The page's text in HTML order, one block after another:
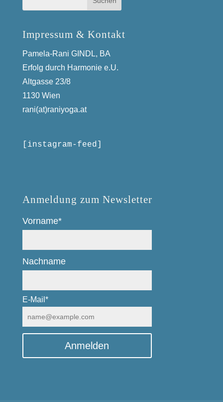
Impressum & Kontakt
Pamela-Rani GINDL, BA
Erfolg durch Harmonie e.U.
Altgasse 23/8
1130 Wien
rani(at)raniyoga.at
[instagram-feed]
Anmeldung zum Newsletter
Vorname*
Nachname
E-Mail*
Anmelden